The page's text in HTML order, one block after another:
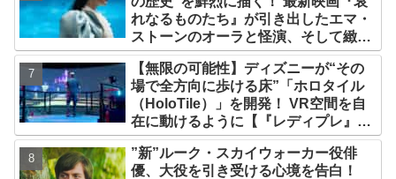
れなるものたち』が引き出したエマ・
ストーンのオーラと怪演、そして緻密
すぎる演技力！ これは女性の“自由意
志”の物語［レビュー＆解説］
【無限の可能性】ディズニーが“その
場で全方向に歩ける床”「ホロタイル
（HoloTile）」を開発！ VR空間を自
在に動けるように【『レディプレ』実
現への大きな一歩？】
”新”ルーク・スカイウォーカー役俳
優、大役を引き受ける心境を告白！